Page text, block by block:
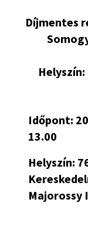
Díjmentes
Időpont:
13.00
Helyszín:
Majorossy